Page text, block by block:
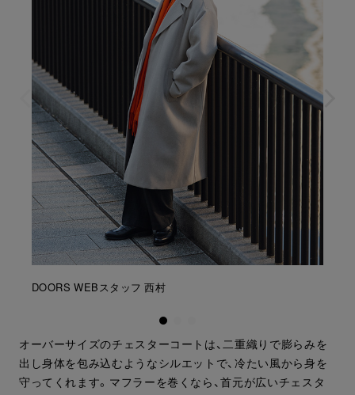
DOORS WEBスタッフ 西村
オーバーサイズのチェスターコートは、二重織りで膨らみを
出し身体を包み込むようなシルエットで、冷たい風から身を
守ってくれます。マフラーを巻くなら、首元が広いチェスタ